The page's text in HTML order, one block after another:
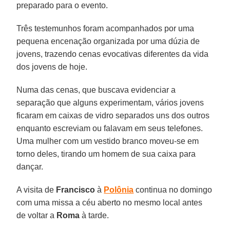
preparado para o evento.
Três testemunhos foram acompanhados por uma
pequena encenação organizada por uma dúzia de
jovens, trazendo cenas evocativas diferentes da vida
dos jovens de hoje.
Numa das cenas, que buscava evidenciar a
separação que alguns experimentam, vários jovens
ficaram em caixas de vidro separados uns dos outros
enquanto escreviam ou falavam em seus telefones.
Uma mulher com um vestido branco moveu-se em
torno deles, tirando um homem de sua caixa para
dançar.
A visita de Francisco à Polônia continua no domingo
com uma missa a céu aberto no mesmo local antes
de voltar a Roma à tarde.